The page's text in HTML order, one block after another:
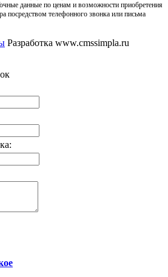
данные по ценам и возможности приобретения
посредством телефонного звонка или письма
Разработка www.cmssimpla.ru